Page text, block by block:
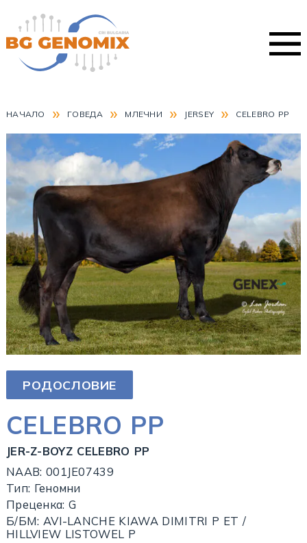
НАЧАЛО » ГОВЕДА » МЛЕЧНИ » JERSEY » CELEBRO PP
РОДОСЛОВИЕ
CELEBRO PP
JER-Z-BOYZ CELEBRO PP
NAAB: 001JE07439
Тип: Геномни
Преценка: G
Б/БМ: AVI-LANCHE KIAWA DIMITRI P ET /
HILLVIEW LISTOWEL P